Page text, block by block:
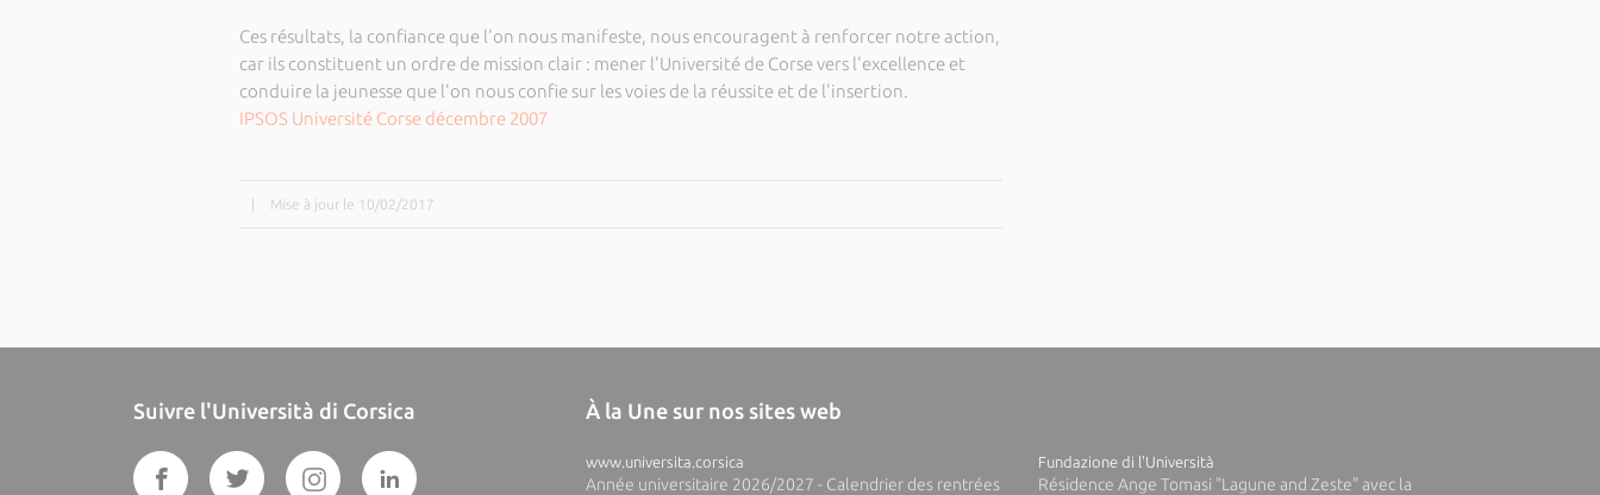
Ces résultats, la confiance que l'on nous manifeste, nous encouragent à renforcer notre action,
car ils constituent un ordre de mission clair : mener l'Université de Corse vers l'excellence et
conduire la jeunesse que l'on nous confie sur les voies de la réussite et de l'insertion.
IPSOS Université Corse décembre 2007
Mise à jour le 10/02/2017
Suivre l'Università di Corsica À la Une sur nos sites web
www.universita.corsica
Année universitaire 2026/2027 - Calendrier des rentrées
Fundazione di l'Università
Résidence Ange Tomasi "Lagune and Zeste" avec la